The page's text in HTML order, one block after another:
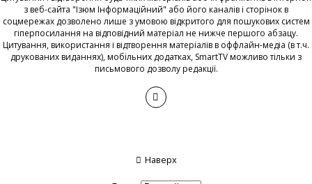
з веб-сайта "Ізюм Інформаційний" або його каналів і сторінок в
соцмережах дозволено лише з умовою відкритого для пошукових систем
гіперпосилання на відповідний матеріал не нижче першого абзацу.
Цитування, використання і відтворення матеріалів в оффлайн-медіа (в т.ч.
друкованих виданнях), мобільних додатках, SmartTV можливо тільки з
письмового дозволу редакції.
Наверх